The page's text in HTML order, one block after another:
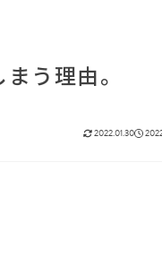
う理由。
2022.01.30